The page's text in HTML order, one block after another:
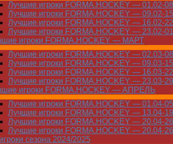
Лучшие игроки FORMA.HOCKEY — 01.02-
Лучшие игроки FORMA.HOCKEY — 09.02-
Лучшие игроки FORMA.HOCKEY — 16.02-
Лучшие игроки FORMA.HOCKEY — 23.02-
игроки FORMA.HOCKEY — МАРТ
Лучшие игроки FORMA.HOCKEY — 02.03-
Лучшие игроки FORMA.HOCKEY — 09.03-
Лучшие игроки FORMA.HOCKEY — 16.03-
Лучшие игроки FORMA.HOCKEY — 23.03-
игроки FORMA.HOCKEY — АПРЕЛЬ
Лучшие игроки FORMA.HOCKEY — 01.04-
Лучшие игроки FORMA.HOCKEY — 13.04-
Лучшие игроки FORMA.HOCKEY — 20.04-
Лучшие игроки FORMA.HOCKEY — 20.04-
сезона 2024/2025